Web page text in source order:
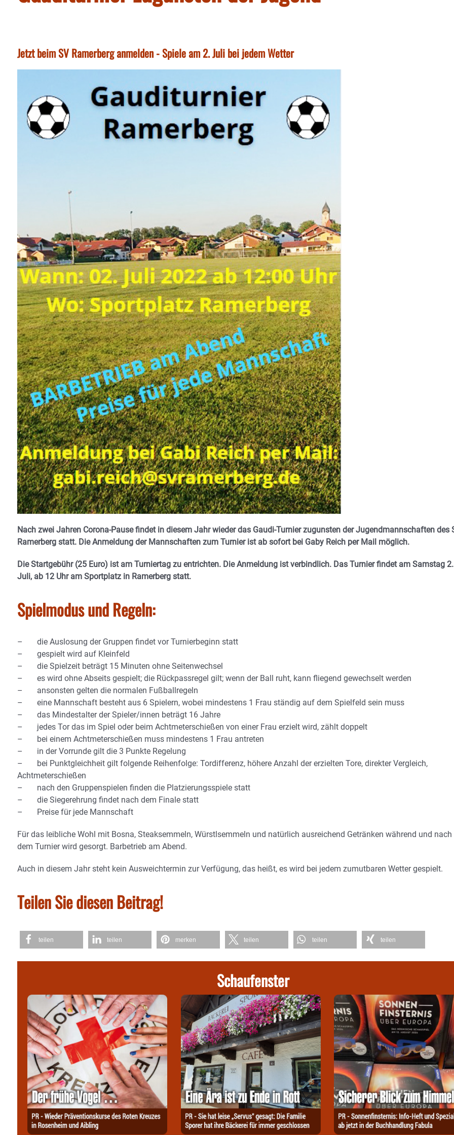
Jetzt beim SV Ramerberg anmelden - Spiele am 2. Juli bei jedem Wetter
Nach zwei Jahren Corona-Pause findet in diesem Jahr wieder das Gaudi-Turnier zugunsten der Jugendmannschaften des
Ramerberg statt. Die Anmeldung der Mannschaften zum Turnier ist ab sofort bei Gaby Reich per Mail möglich.
Die Startgebühr (25 Euro) ist am Turniertag zu entrichten. Die Anmeldung ist verbindlich. Das Turnier findet am Samstag 2.
Juli, ab 12 Uhr am Sportplatz in Ramerberg statt.
Spielmodus und Regeln:
– die Auslosung der Gruppen findet vor Turnierbeginn statt
– gespielt wird auf Kleinfeld
– die Spielzeit beträgt 15 Minuten ohne Seitenwechsel
– es wird ohne Abseits gespielt; die Rückpassregel gilt; wenn der Ball ruht, kann fliegend gewechselt werden
– ansonsten gelten die normalen Fußballregeln
– eine Mannschaft besteht aus 6 Spielern, wobei mindestens 1 Frau ständig auf dem Spielfeld sein muss
– das Mindestalter der Spieler/innen beträgt 16 Jahre
– jedes Tor das im Spiel oder beim Achtmeterschießen von einer Frau erzielt wird, zählt doppelt
– bei einem Achtmeterschießen muss mindestens 1 Frau antreten
– in der Vorrunde gilt die 3 Punkte Regelung
– bei Punktgleichheit gilt folgende Reihenfolge: Tordifferenz, höhere Anzahl der erzielten Tore, direkter Vergleich,
Achtmeterschießen
– nach den Gruppenspielen finden die Platzierungsspiele statt
– die Siegerehrung findet nach dem Finale statt
– Preise für jede Mannschaft
Für das leibliche Wohl mit Bosna, Steaksemmeln, Würstlsemmeln und natürlich ausreichend Getränken während und nach
dem Turnier wird gesorgt. Barbetrieb am Abend.
Auch in diesem Jahr steht kein Ausweichtermin zur Verfügung, das heißt, es wird bei jedem zumutbaren Wetter gespielt.
Teilen Sie diesen Beitrag!
teilen teilen merken teilen teilen teilen
Schaufenster